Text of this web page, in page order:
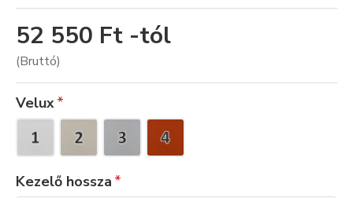
52 550 Ft -tól
(Bruttó)
Velux
Kezelő hossza